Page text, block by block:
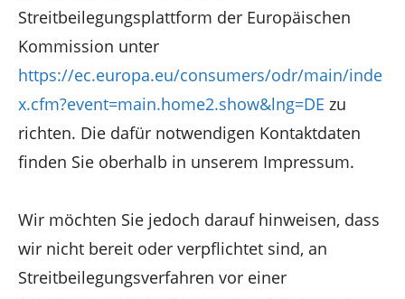
Streitbeilegungsplattform der Europäischen
Kommission unter
https://ec.europa.eu/consumers/odr/main/inde
x.cfm?event=main.home2.show&lng=DE zu
richten. Die dafür notwendigen Kontaktdaten
finden Sie oberhalb in unserem Impressum.
Wir möchten Sie jedoch darauf hinweisen, dass
wir nicht bereit oder verpflichtet sind, an
Streitbeilegungsverfahren vor einer